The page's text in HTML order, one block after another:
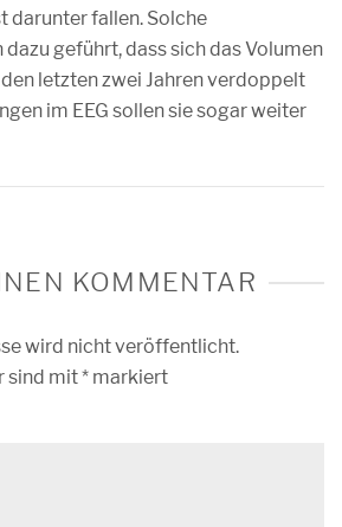
darunter fallen. Solche
geführt, dass sich das Volumen
letzten zwei Jahren verdoppelt
im EEG sollen sie sogar weiter
KOMMENTAR
wird nicht veröffentlicht.
sind mit* markiert